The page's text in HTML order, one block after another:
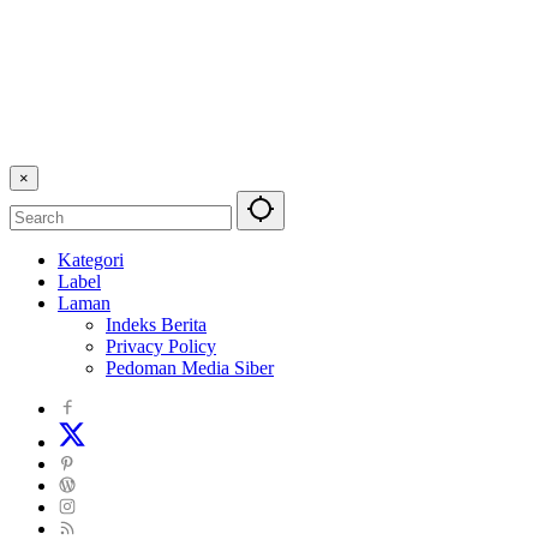
×
Kategori
Label
Laman
Indeks Berita
Privacy Policy
Pedoman Media Siber